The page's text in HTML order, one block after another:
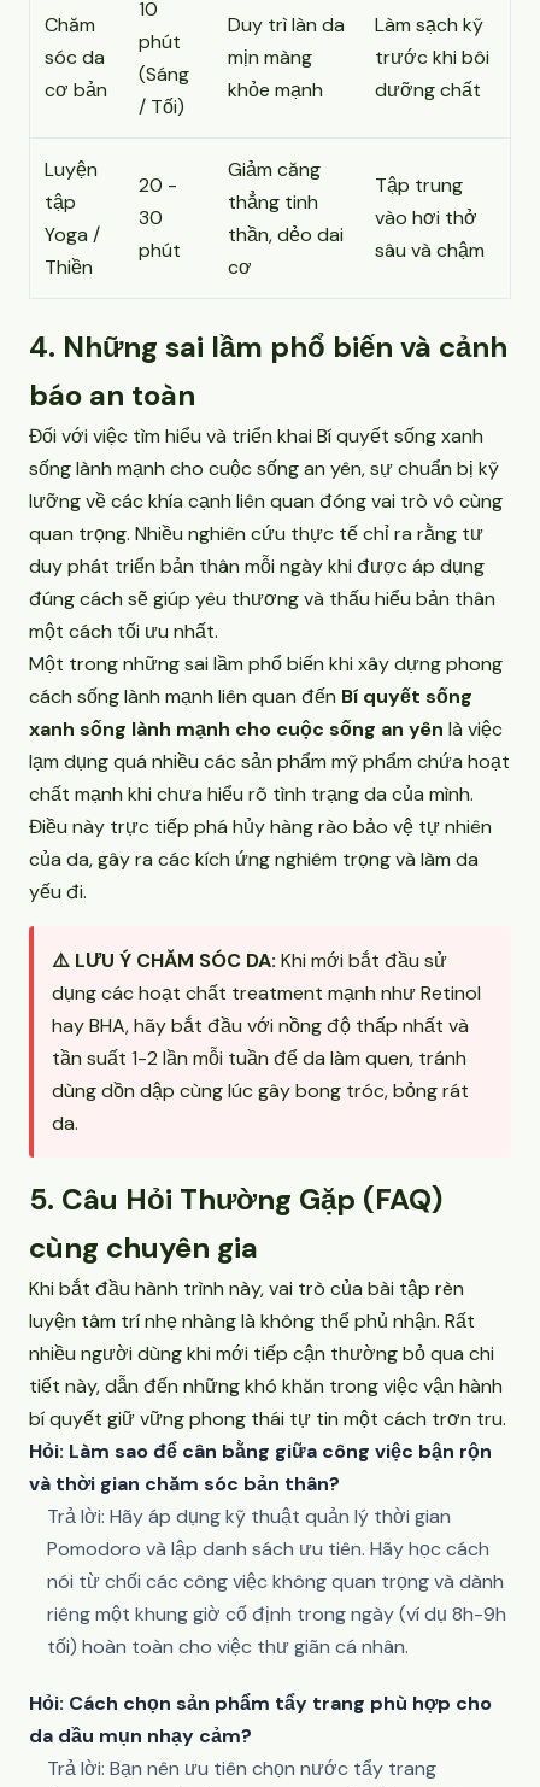
Chăm
sóc da
cơ bản
10
phút
(Sáng
/ Tối)
Duy trì làn da
mịn màng
khỏe mạnh
Làm sạch kỹ
trước khi bôi
dưỡng chất
Luyện
tập
Yoga /
Thiền
20 -
30
phút
Giảm căng
thẳng tinh
thần, dẻo dai
cơ
Tập trung
vào hơi thở
sâu và chậm
4. Những sai lầm phổ biến và cảnh
báo an toàn
Đối với việc tìm hiểu và triển khai Bí quyết sống xanh
sống lành mạnh cho cuộc sống an yên, sự chuẩn bị kỹ
lưỡng về các khía cạnh liên quan đóng vai trò vô cùng
quan trọng. Nhiều nghiên cứu thực tế chỉ ra rằng tư
duy phát triển bản thân mỗi ngày khi được áp dụng
đúng cách sẽ giúp yêu thương và thấu hiểu bản thân
một cách tối ưu nhất.
Một trong những sai lầm phổ biến khi xây dựng phong
cách sống lành mạnh liên quan đến Bí quyết sống
xanh sống lành mạnh cho cuộc sống an yên là việc
lạm dụng quá nhiều các sản phẩm mỹ phẩm chứa hoạt
chất mạnh khi chưa hiểu rõ tình trạng da của mình.
Điều này trực tiếp phá hủy hàng rào bảo vệ tự nhiên
của da, gây ra các kích ứng nghiêm trọng và làm da
yếu đi.
⚠️ LƯU Ý CHĂM SÓC DA: Khi mới bắt đầu sử
dụng các hoạt chất treatment mạnh như Retinol
hay BHA, hãy bắt đầu với nồng độ thấp nhất và
tần suất 1-2 lần mỗi tuần để da làm quen, tránh
dùng dồn dập cùng lúc gây bong tróc, bỏng rát
da.
5. Câu Hỏi Thường Gặp (FAQ)
cùng chuyên gia
Khi bắt đầu hành trình này, vai trò của bài tập rèn
luyện tâm trí nhẹ nhàng là không thể phủ nhận. Rất
nhiều người dùng khi mới tiếp cận thường bỏ qua chi
tiết này, dẫn đến những khó khăn trong việc vận hành
bí quyết giữ vững phong thái tự tin một cách trơn tru.
Hỏi: Làm sao để cân bằng giữa công việc bận rộn
và thời gian chăm sóc bản thân?
Trả lời: Hãy áp dụng kỹ thuật quản lý thời gian
Pomodoro và lập danh sách ưu tiên. Hãy học cách
nói từ chối các công việc không quan trọng và dành
riêng một khung giờ cố định trong ngày (ví dụ 8h-9h
tối) hoàn toàn cho việc thư giãn cá nhân.
Hỏi: Cách chọn sản phẩm tẩy trang phù hợp cho
da dầu mụn nhạy cảm?
Trả lời: Bạn nên ưu tiên chọn nước tẩy trang